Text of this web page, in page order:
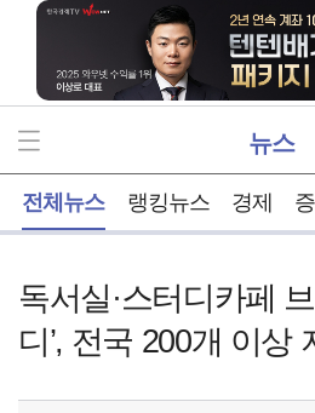
뉴스
전체뉴스 랭킹뉴스 경제
독서실·스터디카페
디’, 전국 200개 이상